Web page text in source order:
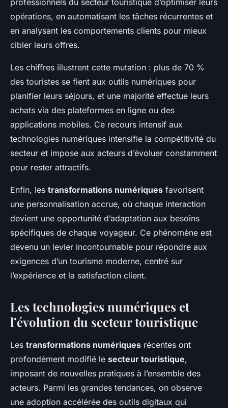
professionnels du secteur touristique d’optimiser leurs
opérations, en automatisant les tâches récurrentes et
en analysant les comportements clients pour mieux
cibler leurs offres.
Les chiffres illustrent cette mutation : plus de 70 %
des touristes se fient aux outils numériques pour
planifier leurs séjours, et une majorité effectue leurs
achats via des plateformes en ligne ou des
applications mobiles. Ce recours intensif aux
technologies numériques intensifie la compétitivité du
secteur et impose aux acteurs d’évoluer constamment
pour rester attractifs.
Enfin, les transformations numériques favorisent
une personnalisation accrue, où chaque interaction
devient une opportunité d’adaptation aux besoins
spécifiques de chaque voyageur. Ce phénomène est
devenu un levier incontournable pour répondre aux
exigences d’un tourisme moderne, centré sur
l’expérience et la satisfaction client.
Les technologies numériques et
l’évolution du secteur touristique
Les transformations numériques récentes ont
profondément modifié le secteur touristique,
imposant de nouvelles pratiques à l’ensemble des
acteurs. Parmi les grandes tendances, on observe
une adoption accélérée des outils digitaux qui